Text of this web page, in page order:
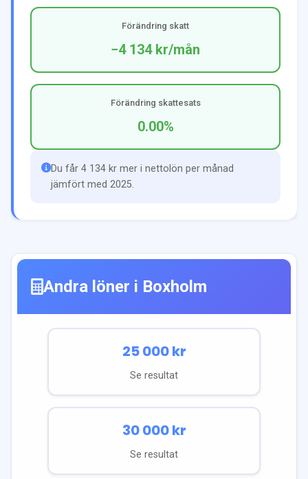
Förändring skatt
−4 134 kr/mån
Förändring skattesats
0.00%
Du får 4 134 kr mer i nettolön per månad
jämfört med 2025.
Andra löner i Boxholm
25 000kr
Se resultat
30 000kr
Se resultat